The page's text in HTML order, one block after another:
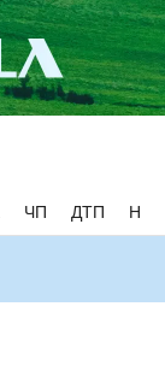
ЧП ДТП